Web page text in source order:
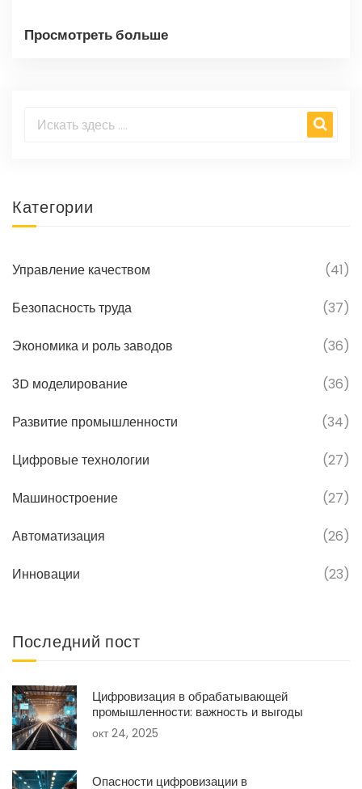
Просмотреть больше
Категории
Управление качеством (41)
Безопасность труда (37)
Экономика и роль заводов (36)
3D моделирование (36)
Развитие промышленности (34)
Цифровые технологии (27)
Машиностроение (27)
Автоматизация (26)
Инновации (23)
Последний пост
Цифровизация в обрабатывающей
промышленности: важность и выгоды
окт 24, 2025
Опасности цифровизации в